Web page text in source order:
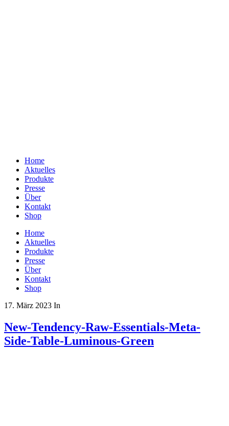
Home
Aktuelles
Produkte
Presse
Über
Kontakt
Shop
Home
Aktuelles
Produkte
Presse
Über
Kontakt
Shop
17. März 2023 In
New-Tendency-Raw-Essentials-Meta-
Side-Table-Luminous-Green